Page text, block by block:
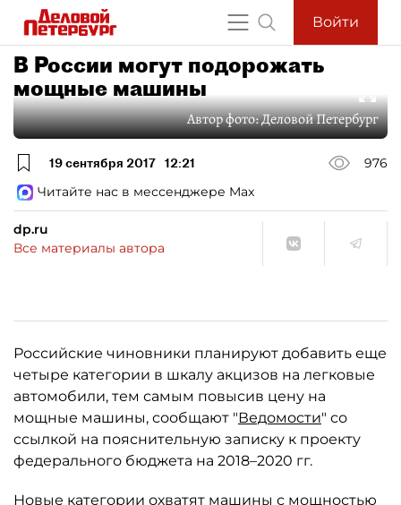
Войти
В России могут подорожать
мощные машины
Автор фото:Деловой Петербург
19 сентября 2017 12:21
976
Читайте нас в мессенджере Max
dp.ru
Все материалы автора
Российские чиновники планируют добавить еще
четыре категории в шкалу акцизов на легковые
автомобили, тем самым повысив цену на
мощные машины, сообщают "Ведомости" со
ссылкой на пояснительную записку к проекту
федерального бюджета на 2018–2020 гг.
Новые категории охватят машины с мощностью